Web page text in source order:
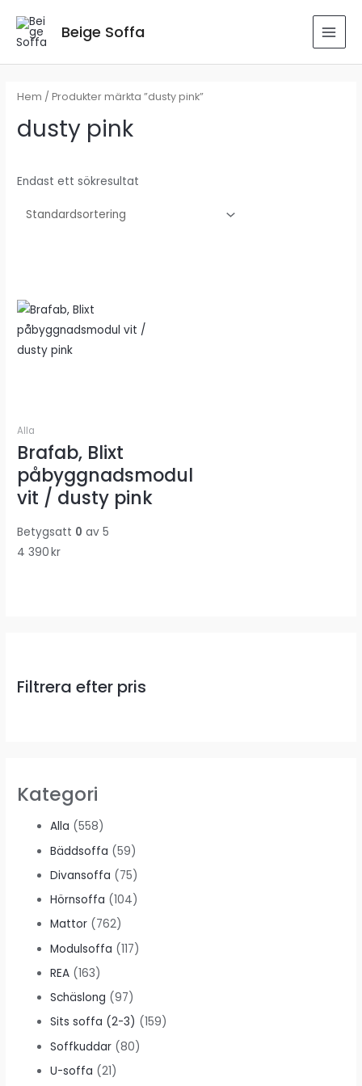
innehåll
Beige Soffa
Filtrera efter pris
Kategori
Alla (558)
Bäddsoffa (59)
Divansoffa (75)
Hörnsoffa (104)
Mattor (762)
Modulsoffa (117)
REA (163)
Schäslong (97)
Sits soffa (2-3) (159)
Soffkuddar (80)
U-soffa (21)
Hem / Produkter märkta ”dusty pink”
dusty pink
Endast ett sökresultat
Alla
Brafab, Blixt
påbyggnadsmodul
vit / dusty pink
Betygsatt 0 av 5
4 390kr